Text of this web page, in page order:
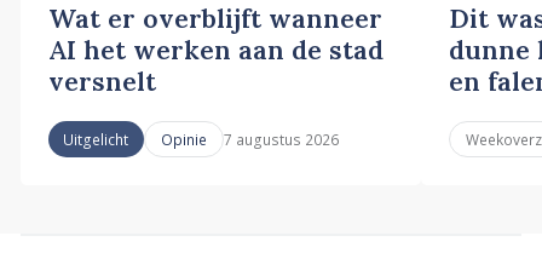
Wat er overblijft wanneer
AI het werken aan de stad
versnelt
Uitgelicht Opinie 7 augustus 2026
Dit
dunne
en